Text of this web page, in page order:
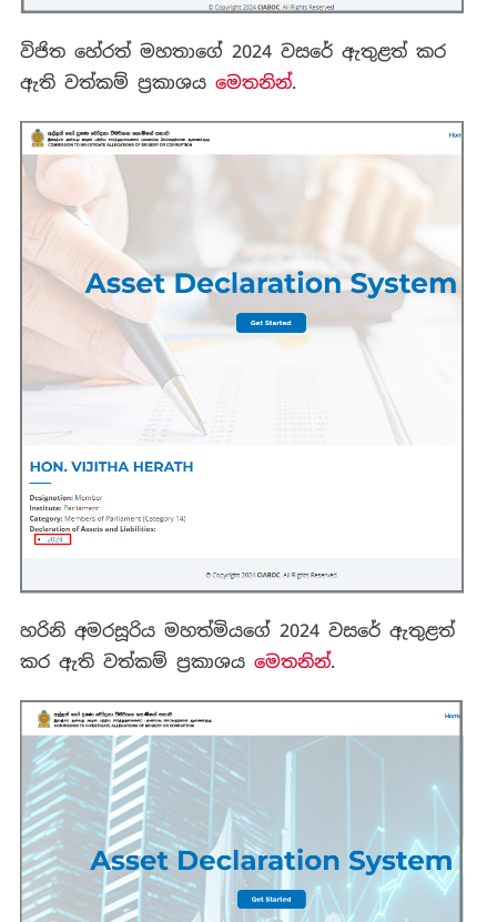
විජිත හේරත් මහතාගේ 2024 වසරේ ඇතුළත් කර
ඇති වත්කම් ප්‍රකාශය මෙතනින්.
හරිනි අමරසූරිය මහත්මියගේ 2024 වසරේ ඇතුළත්
කර ඇති වත්කම් ප්‍රකාශය මෙතනින්.